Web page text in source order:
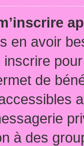
en avoir
de
à des